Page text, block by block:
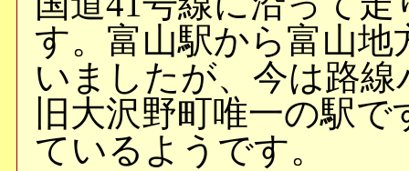
す。富山駅から富山
いましたが、今は路
旧大沢野町唯一の駅
ているようです。